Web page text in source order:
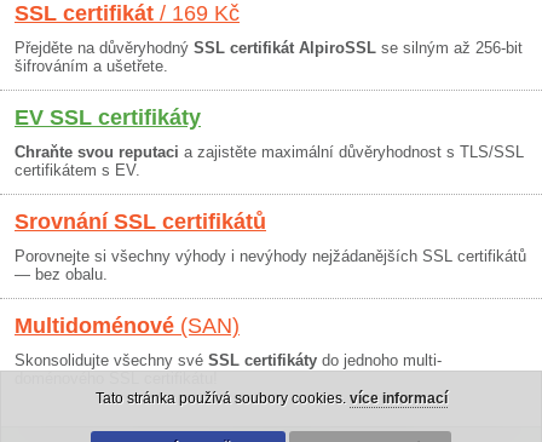
SSL certifikát / 169 Kč
Přejděte na důvěryhodný SSL certifikát AlpiroSSL se silným až 256-bit
šifrováním a ušetřete.
EV SSL certifikáty
Chraňte svou reputaci a zajistěte maximální důvěryhodnost s TLS/SSL
certifikátem s EV.
Srovnání SSL certifikátů
Porovnejte si všechny výhody i nevýhody nejžádanějších SSL certifikátů
— bez obalu.
Multidoménové (SAN)
Skonsolidujte všechny své SSL certifikáty do jednoho multi-
Tato stránka používá soubory cookies. více informací